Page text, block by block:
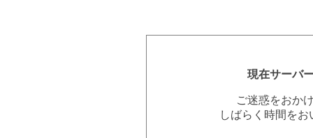
現在サーバ
ご迷惑をおか
しばらく時間を